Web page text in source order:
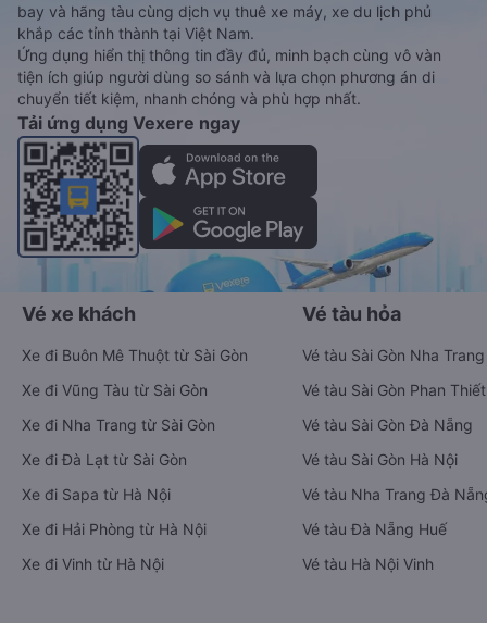
bay và hãng tàu cùng dịch vụ thuê xe máy, xe du lịch phủ
khắp các tỉnh thành tại Việt Nam.
Ứng dụng hiển thị thông tin đầy đủ, minh bạch cùng vô vàn
tiện ích giúp người dùng so sánh và lựa chọn phương án di
chuyển tiết kiệm, nhanh chóng và phù hợp nhất.
Tải ứng dụng Vexere ngay
Vé xe khách
Xe đi Buôn Mê Thuột từ Sài Gòn
Xe đi Vũng Tàu từ Sài Gòn
Xe đi Nha Trang từ Sài Gòn
Xe đi Đà Lạt từ Sài Gòn
Xe đi Sapa từ Hà Nội
Xe đi Hải Phòng từ Hà Nội
Xe đi Vinh từ Hà Nội
Vé tàu hỏa
Vé tàu Sài Gòn Nha Trang
Vé tàu Sài Gòn Phan Thiết
Vé tàu Sài Gòn Đà Nẵng
Vé tàu Sài Gòn Hà Nội
Vé tàu Nha Trang Đà
Vé tàu Đà Nẵng Huế
Vé tàu Hà Nội Vinh